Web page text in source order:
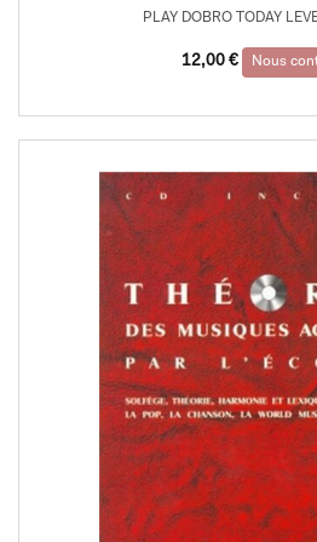
PLAY DOBRO TODAY
12,00 € Nous